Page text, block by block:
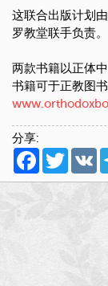
这联合出版计划
罗教堂联手负责。
两款书籍以正体
书籍可于正教图
分享:
Facebook
Twitter